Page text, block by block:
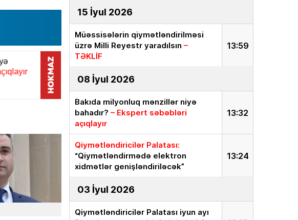
15 İyul 2026
13:59
Müəssisələrin qiymətləndirilməsi
üzrə Milli Reyestr yaradılsın –
TƏKLİF
08 İyul 2026
13:32
Bakıda milyonluq mənzillər niyə
bahadır? – Ekspert səbəbləri
açıqlayır
13:24
Qiymətləndiricilər Palatası:
“Qiymətləndirmədə elektron
xidmətlər genişləndiriləcək”
03 İyul 2026
Qiymətləndiricilər Palatası iyun ayı